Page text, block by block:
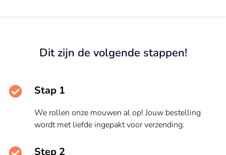
Dit zijn de volgende stappen!
Stap 1
We rollen onze mouwen al op! Jouw bestelling
wordt met liefde ingepakt voor verzending.
Step 2